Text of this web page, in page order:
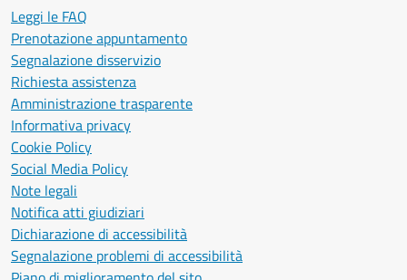
Leggi le FAQ
Prenotazione appuntamento
Segnalazione disservizio
Richiesta assistenza
Amministrazione trasparente
Informativa privacy
Cookie Policy
Social Media Policy
Note legali
Notifica atti giudiziari
Dichiarazione di accessibilità
Segnalazione problemi di accessibilità